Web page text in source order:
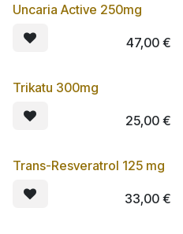
Lot de 3
Uncaria Active 250mg
47,00€
Trikatu 300mg
25,00€
Lot de 3
Trans-Resveratrol 125 mg
33,00€